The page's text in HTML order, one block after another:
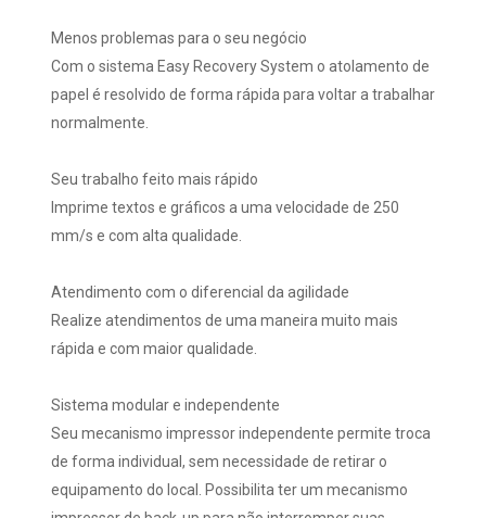
Menos problemas para o seu negócio
Com o sistema Easy Recovery System o atolamento de
papel é resolvido de forma rápida para voltar a trabalhar
normalmente.
Seu trabalho feito mais rápido
Imprime textos e gráficos a uma velocidade de 250
mm/s e com alta qualidade.
Atendimento com o diferencial da agilidade
Realize atendimentos de uma maneira muito mais
rápida e com maior qualidade.
Sistema modular e independente
Seu mecanismo impressor independente permite troca
de forma individual, sem necessidade de retirar o
equipamento do local. Possibilita ter um mecanismo